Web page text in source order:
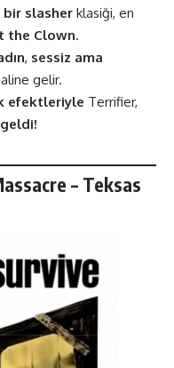
bir slasher klasiği, en
the Clown.
, sessiz ama
gelir.
efektleriyle Terrifier,
– Teksas